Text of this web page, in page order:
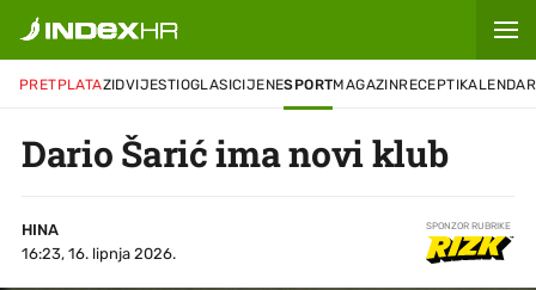
PRETPLATAZIDVIJESTIOGLASICIJENESPORTMAGAZINRECEPTIKALENDAR
Dario Šarić ima novi klub
HINA
16:23, 16. lipnja 2026.
SPONZOR RUBRIKE